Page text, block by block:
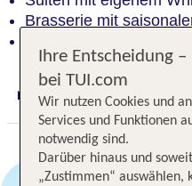
Brasserie mit
Digitaler und
Ihre Entscheidung
bei TUI.com
Wir nutzen Cookies und
Services und Funktionen
notwendig sind.
Darüber hinaus und
„Zustimmen“ auswählen,